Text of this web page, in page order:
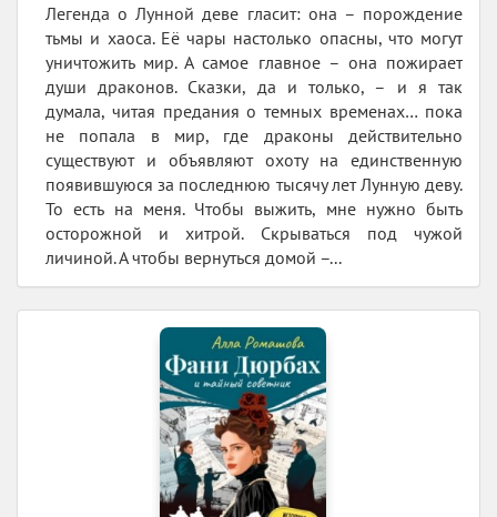
Легенда о Лунной деве гласит: она – порождение
тьмы и хаоса. Её чары настолько опасны, что могут
уничтожить мир. А самое главное – она пожирает
души драконов. Сказки, да и только, – и я так
думала, читая предания о темных временах… пока
не попала в мир, где драконы действительно
существуют и объявляют охоту на единственную
появившуюся за последнюю тысячу лет Лунную деву.
То есть на меня. Чтобы выжить, мне нужно быть
осторожной и хитрой. Скрываться под чужой
личиной. А чтобы вернуться домой –...